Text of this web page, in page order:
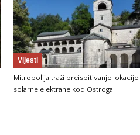
Vijesti
Mitropolija traži preispitivanje lokacije
solarne elektrane kod Ostroga